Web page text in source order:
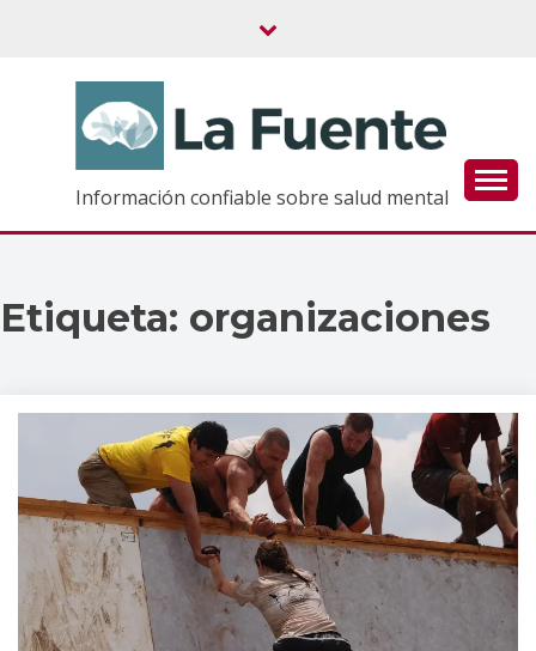
Información confiable sobre salud mental
Etiqueta: organizaciones